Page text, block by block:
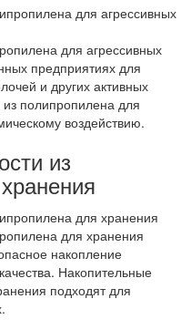
для агрессивных
предприятиях для
и других активных
полипропилена для
воздействию.
из
для хранения
накопление
Накопительные
подходят для